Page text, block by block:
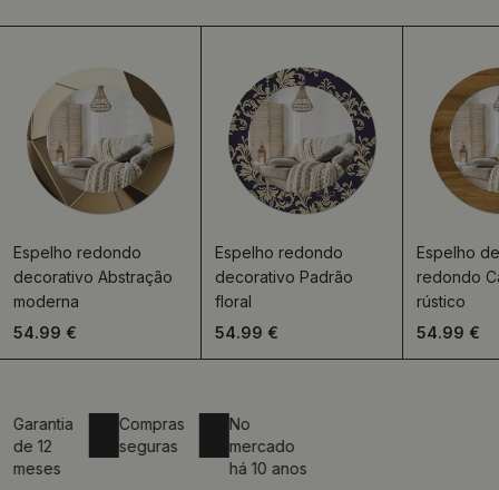
Espelho redondo
decorativo Abstração
moderna
54.99 €
Espelho redondo
decorativo Padrão
floral
54.99 €
Espelho
redondo
rústico
54.99 €
12
Compras
seguras
mercado
há 10 anos